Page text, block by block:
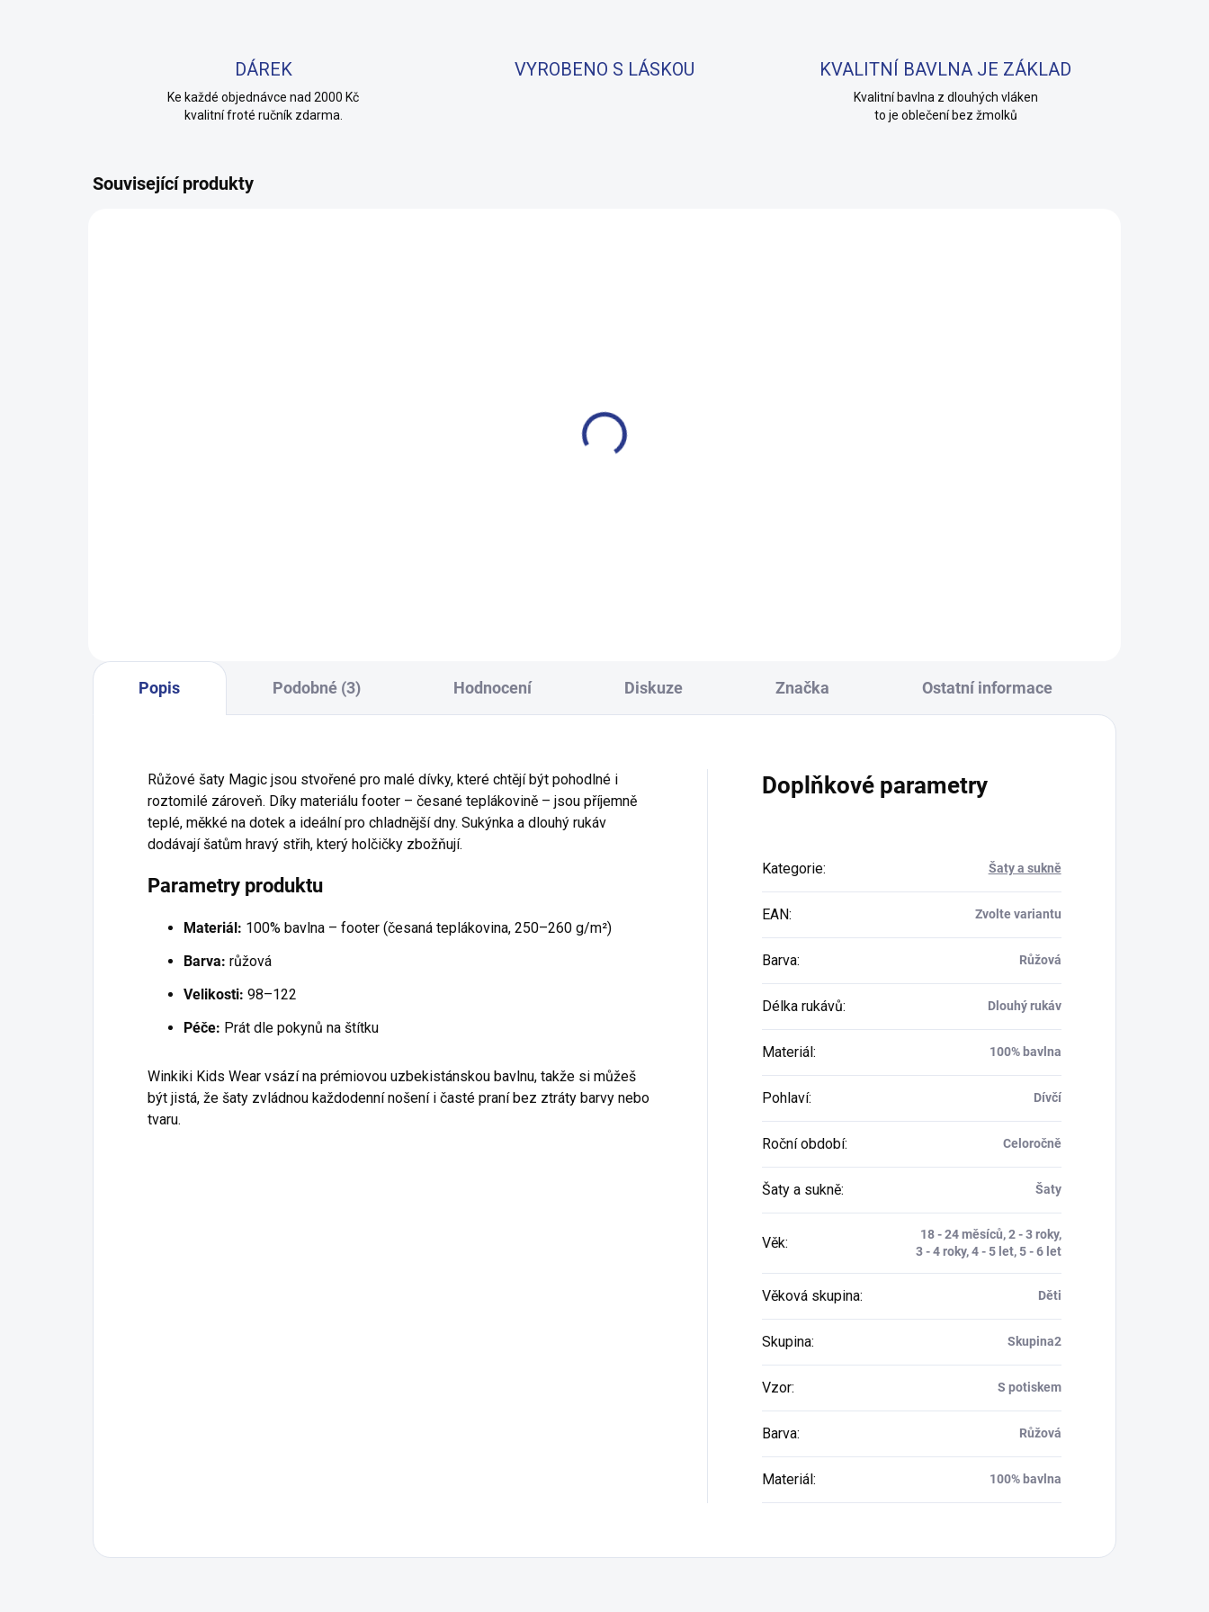
DÁREK
Ke každé objednávce nad 2000 Kč
kvalitní froté ručník zdarma.
VYROBENO S LÁSKOU KVALITNÍ BAVLNA JE ZÁKLAD
Kvalitní bavlna z dlouhých vláken
to je oblečení bez žmolků
Související produkty
Popis Podobné (3) Hodnocení Diskuze Značka Ostatní informace
Růžové šaty Magic jsou stvořené pro malé dívky, které chtějí být pohodlné i
roztomilé zároveň. Díky materiálu footer – česané teplákovině – jsou příjemně
teplé, měkké na dotek a ideální pro chladnější dny. Sukýnka a dlouhý rukáv
dodávají šatům hravý střih, který holčičky zbožňují.
Parametry produktu
Materiál: 100% bavlna – footer (česaná teplákovina, 250–260 g/m²)
Barva: růžová
Velikosti: 98–122
Péče: Prát dle pokynů na štítku
Winkiki Kids Wear vsází na prémiovou uzbekistánskou bavlnu, takže si můžeš
být jistá, že šaty zvládnou každodenní nošení i časté praní bez ztráty barvy nebo
tvaru.
Doplňkové parametry
Kategorie: Šaty a sukně
EAN: Zvolte variantu
Barva: Růžová
Délka rukávů: Dlouhý rukáv
Materiál: 100% bavlna
Pohlaví: Dívčí
Roční období: Celoročně
Šaty a sukně: Šaty
Věk:
18 - 24 měsíců, 2 - 3 roky,
3 - 4 roky, 4 - 5 let, 5 - 6 let
Věková skupina: Děti
Skupina: Skupina2
Vzor: S potiskem
Barva: Růžová
Materiál: 100% bavlna